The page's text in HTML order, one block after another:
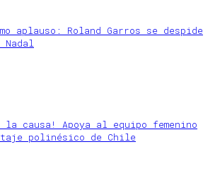
aplauso: Roland Garros se despide
Nadal
la causa! Apoya al equipo femenino
polinésico de Chile